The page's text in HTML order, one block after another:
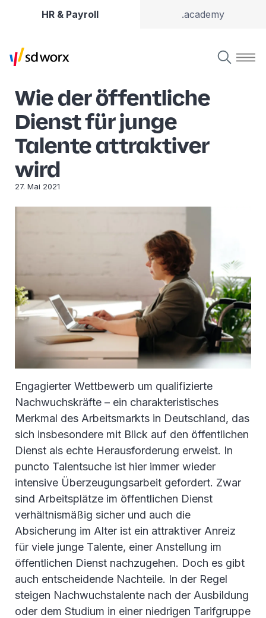
HR & Payroll .academy
Wie der öffentliche
Dienst für junge
Talente attraktiver
wird
27. Mai 2021
Engagierter Wettbewerb um qualifizierte
Nachwuchskräfte – ein charakteristisches
Merkmal des Arbeitsmarkts in Deutschland, das
sich insbesondere mit Blick auf den öffentlichen
Dienst als echte Herausforderung erweist. In
puncto Talentsuche ist hier immer wieder
intensive Überzeugungsarbeit gefordert. Zwar
sind Arbeitsplätze im öffentlichen Dienst
verhältnismäßig sicher und auch die
Absicherung im Alter ist ein attraktiver Anreiz
für viele junge Talente, einer Anstellung im
öffentlichen Dienst nachzugehen. Doch es gibt
auch entscheidende Nachteile. In der Regel
steigen Nachwuchstalente nach der Ausbildung
oder dem Studium in einer niedrigen Tarifgruppe